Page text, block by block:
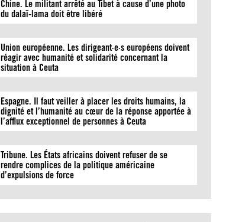
Chine. Le militant arrêté au Tibet à cause d’une photo
du dalaï-lama doit être libéré
Union européenne. Les dirigeant·e·s européens doivent
réagir avec humanité et solidarité concernant la
situation à Ceuta
Espagne. Il faut veiller à placer les droits humains, la
dignité et l’humanité au cœur de la réponse apportée à
l’afflux exceptionnel de personnes à Ceuta
Tribune. Les États africains doivent refuser de se
rendre complices de la politique américaine
d’expulsions de force